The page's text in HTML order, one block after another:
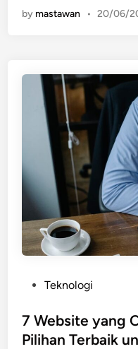
by mastawan • 20/06/
s
t
Teknologi
7 Website yang
Pilihan Terbaik